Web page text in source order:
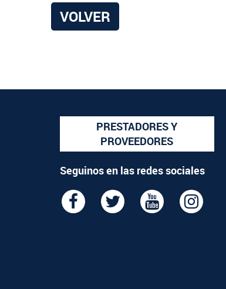
VOLVER
PRESTADORES Y
PROVEEDORES
Seguinos en las redes sociales